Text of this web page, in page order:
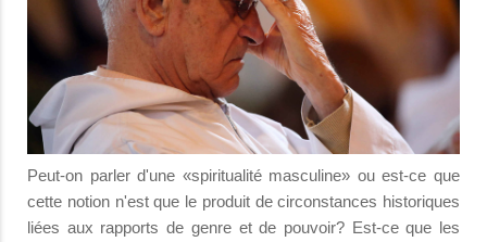
Peut-on parler d'une «spiritualité masculine» ou est-ce que
cette notion n'est que le produit de circonstances historiques
liées aux rapports de genre et de pouvoir? Est-ce que les